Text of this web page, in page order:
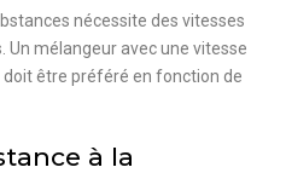
nécessite des vitesses
mélangeur avec une vitesse
être préféré en fonction de
à la